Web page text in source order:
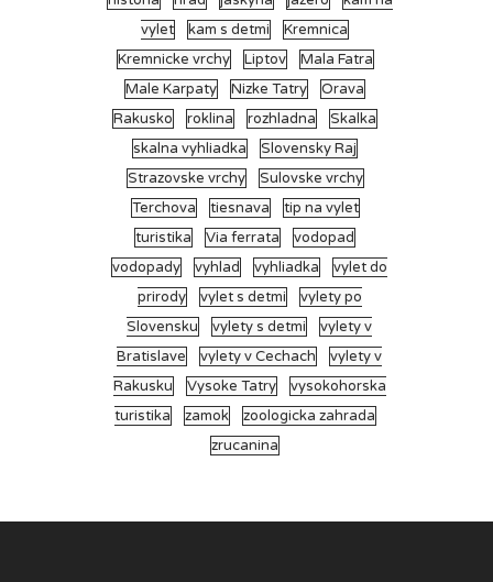
vylet
kam s detmi
Kremnica
Kremnicke vrchy
Liptov
Mala Fatra
Male Karpaty
Nizke Tatry
Orava
Rakusko
roklina rozhladna
Skalka
skalna vyhliadka
Slovensky Raj
Strazovske vrchy
Sulovske vrchy
Terchova
tiesnava
tip na vylet
turistika
Via ferrata
vodopad
vodopady
vyhlad vyhliadka
vylet do
prirody
vylet s detmi
vylety po
Slovensku
vylety s detmi
vylety v
Bratislave
vylety v Cechach
vylety v
Rakusku
Vysoke Tatry
vysokohorska
turistika
zamok
zoologicka zahrada
zrucanina